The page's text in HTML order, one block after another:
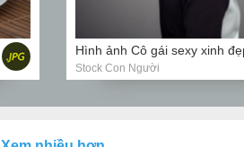
Stock Con Người